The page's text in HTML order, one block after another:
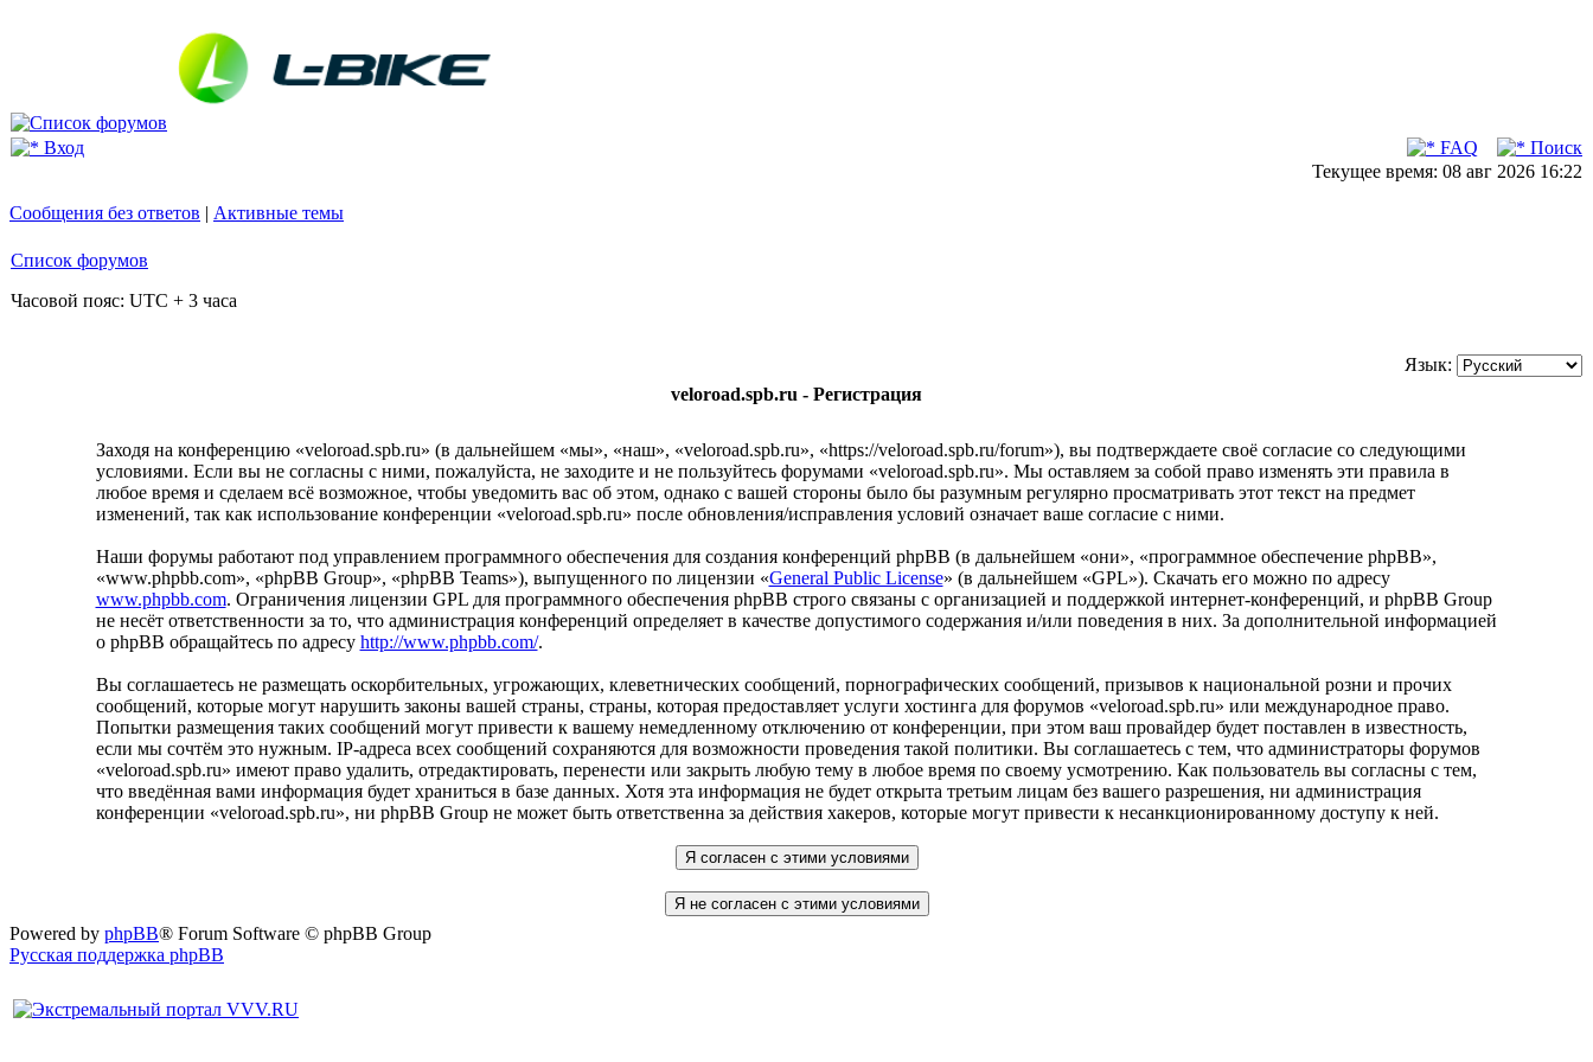
Вход FAQ
Поиск
Текущее время: 08 авг 2026 16:22
Сообщения без ответов | Активные темы
Список форумов
Часовой пояс: UTC + 3 часа
Язык:
veloroad.spb.ru - Регистрация
Заходя на конференцию «veloroad.spb.ru» (в дальнейшем «мы», «наш», «veloroad.spb.ru», «https://veloroad.spb.ru/forum»), вы подтверждаете своё согласие со следующими
условиями. Если вы не согласны с ними, пожалуйста, не заходите и не пользуйтесь форумами «veloroad.spb.ru». Мы оставляем за собой право изменять эти правила в
любое время и сделаем всё возможное, чтобы уведомить вас об этом, однако с вашей стороны было бы разумным регулярно просматривать этот текст на предмет
изменений, так как использование конференции «veloroad.spb.ru» после обновления/исправления условий означает ваше согласие с ними.
Наши форумы работают под управлением программного обеспечения для создания конференций phpBB (в дальнейшем «они», «программное обеспечение phpBB»,
«www.phpbb.com», «phpBB Group», «phpBB Teams»), выпущенного по лицензии «General Public License» (в дальнейшем «GPL»). Скачать его можно по адресу
www.phpbb.com. Ограничения лицензии GPL для программного обеспечения phpBB строго связаны с организацией и поддержкой интернет-конференций, и phpBB Group
не несёт ответственности за то, что администрация конференций определяет в качестве допустимого содержания и/или поведения в них. За дополнительной информацией
о phpBB обращайтесь по адресу http://www.phpbb.com/.
Вы соглашаетесь не размещать оскорбительных, угрожающих, клеветнических сообщений, порнографических сообщений, призывов к национальной розни и прочих
сообщений, которые могут нарушить законы вашей страны, страны, которая предоставляет услуги хостинга для форумов «veloroad.spb.ru» или международное право.
Попытки размещения таких сообщений могут привести к вашему немедленному отключению от конференции, при этом ваш провайдер будет поставлен в известность,
если мы сочтём это нужным. IP-адреса всех сообщений сохраняются для возможности проведения такой политики. Вы соглашаетесь с тем, что администраторы форумов
«veloroad.spb.ru» имеют право удалить, отредактировать, перенести или закрыть любую тему в любое время по своему усмотрению. Как пользователь вы согласны с тем,
что введённая вами информация будет храниться в базе данных. Хотя эта информация не будет открыта третьим лицам без вашего разрешения, ни администрация
конференции «veloroad.spb.ru», ни phpBB Group не может быть ответственна за действия хакеров, которые могут привести к несанкционированному доступу к ней.
Powered by phpBB® Forum Software © phpBB Group
Русская поддержка phpBB